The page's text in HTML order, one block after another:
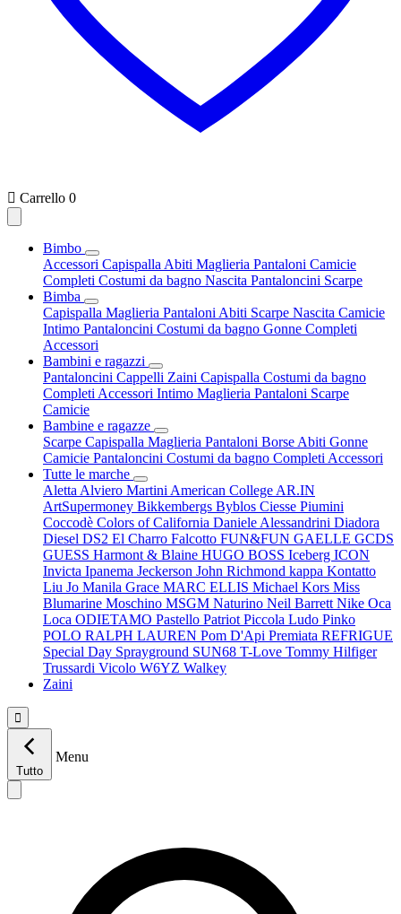
 Carrello 0
Bimbo
Accessori Capispalla Abiti Maglieria Pantaloni Camicie
Completi Costumi da bagno Nascita Pantaloncini Scarpe
Bimba
Capispalla Maglieria Pantaloni Abiti Scarpe Nascita Camicie
Intimo Pantaloncini Costumi da bagno Gonne Completi
Accessori
Bambini e ragazzi
Pantaloncini Cappelli Zaini Capispalla Costumi da bagno
Completi Accessori Intimo Maglieria Pantaloni Scarpe
Camicie
Bambine e ragazze
Scarpe Capispalla Maglieria Pantaloni Borse Abiti Gonne
Camicie Pantaloncini Costumi da bagno Completi Accessori
Tutte le marche
Aletta Alviero Martini American College AR.IN
ArtSupermoney Bikkembergs Byblos Ciesse Piumini
Coccodè Colors of California Daniele Alessandrini Diadora
Diesel DS2 El Charro Falcotto FUN&FUN GAELLE GCDS
GUESS Harmont & Blaine HUGO BOSS Iceberg ICON
Invicta Ipanema Jeckerson John Richmond kappa Kontatto
Liu Jo Manila Grace MARC ELLIS Michael Kors Miss
Blumarine Moschino MSGM Naturino Neil Barrett Nike Oca
Loca ODIETAMO Pastello Patriot Piccola Ludo Pinko
POLO RALPH LAUREN Pom D'Api Premiata REFRIGUE
Special Day Sprayground SUN68 T-Love Tommy Hilfiger
Trussardi Vicolo W6YZ Walkey
Zaini

Tutto
Menu